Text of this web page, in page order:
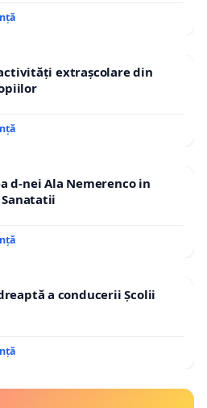
extrașcolare din
d-nei Ala Nemerenco in
a conducerii Școlii